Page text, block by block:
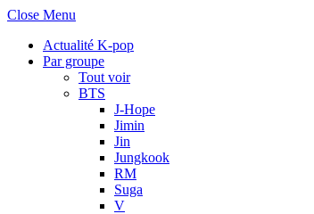
Close Menu
Actualité K-pop
Par groupe
Tout voir
BTS
J-Hope
Jimin
Jin
Jungkook
RM
Suga
V